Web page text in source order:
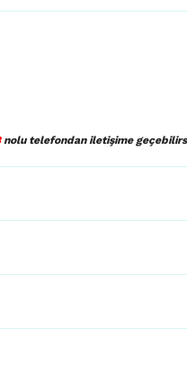
nolu telefondan iletişime